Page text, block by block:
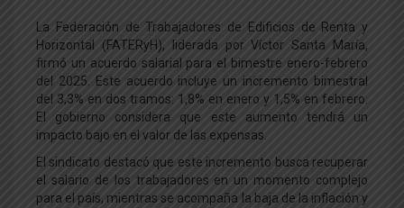
La Federación de Trabajadores de Edificios de Renta y
Horizontal (FATERyH), liderada por Víctor Santa María,
firmó un acuerdo salarial para el bimestre enero-febrero
del 2025. Este acuerdo incluye un incremento bimestral
del 3,3% en dos tramos: 1,8% en enero y 1,5% en febrero.
El gobierno considera que este aumento tendrá un
impacto bajo en el valor de las expensas.
El sindicato destacó que este incremento busca recuperar
el salario de los trabajadores en un momento complejo
para el país, mientras se acompaña la baja de la inflación y